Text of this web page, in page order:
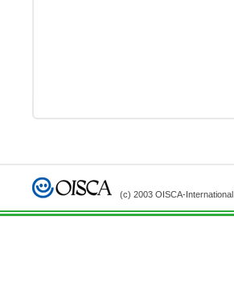
(c) 2003 OISCA-International